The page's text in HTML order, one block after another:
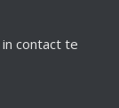
contact te